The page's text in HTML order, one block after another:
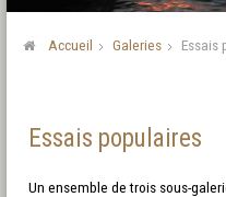
Accueil Galeries Essais
Essais populaires
Un ensemble de trois sous-